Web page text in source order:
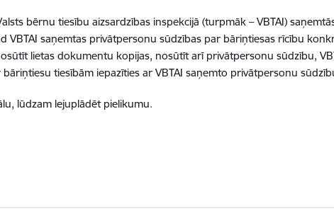
bērnu tiesību aizsardzības inspekcijā (turpmāk – VBTAI)
VBTAI saņemtas privātpersonu sūdzības par bāriņtiesas rīcību
lietas dokumentu kopijas, nosūtīt arī privātpersonu sūdzību,
tiesībām iepazīties ar VBTAI saņemto privātpersonu
lūdzam lejuplādēt pielikumu.